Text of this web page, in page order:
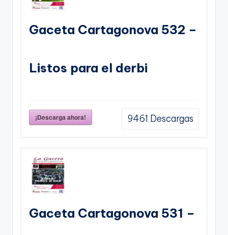
Gaceta Cartagonova 532 –
Listos para el derbi
¡Descarga ahora! 9461 Descargas
Gaceta Cartagonova 531 –